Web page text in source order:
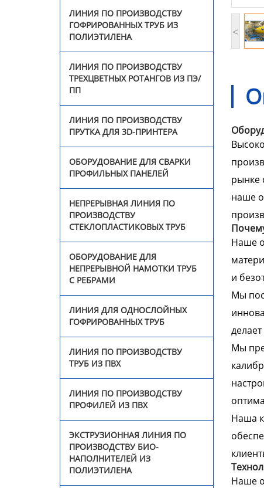
Непрерывная линия по
производству
стеклопластиковых труб
Оборудование для
непрерывной намотки
труб с ребрами
Линия для однослойных
гофрированных труб
Линия по производству
Линия по производству
профилей из ПВХ
производству био-
наполнителей из
полиэтилена
Линия по производству
пластиковых плит
Линия по производству
пустотелых сотовых
Оборудование для
производства
сварочного прутка из
ЛИНИЯ ПО ПРОИЗВОДСТВУ
ГОФРИРОВАННЫХ ТРУБ ИЗ
ПОЛИЭТИЛЕНА
ЛИНИЯ ПО ПРОИЗВОДСТВУ
ТРЕХЦВЕТНЫХ РОТАНГОВ ИЗ ПЭ/
ПП
ЛИНИЯ ПО ПРОИЗВОДСТВУ
ПРУТКА ДЛЯ 3D-ПРИНТЕРА
ОБОРУДОВАНИЕ ДЛЯ СВАРКИ
ПРОФИЛЬНЫХ ПАНЕЛЕЙ
НЕПРЕРЫВНАЯ ЛИНИЯ ПО
ПРОИЗВОДСТВУ
СТЕКЛОПЛАСТИКОВЫХ ТРУБ
ОБОРУДОВАНИЕ ДЛЯ
НЕПРЕРЫВНОЙ НАМОТКИ ТРУБ
С РЕБРАМИ
ЛИНИЯ ДЛЯ ОДНОСЛОЙНЫХ
ГОФРИРОВАННЫХ ТРУБ
ЛИНИЯ ПО ПРОИЗВОДСТВУ
ТРУБ ИЗ ПВХ
ЛИНИЯ ПО ПРОИЗВОДСТВУ
ПРОФИЛЕЙ ИЗ ПВХ
ЭКСТРУЗИОННАЯ ЛИНИЯ ПО
ПРОИЗВОДСТВУ БИО-
НАПОЛНИТЕЛЕЙ ИЗ
ПОЛИЭТИЛЕНА
<
рынке
наше
Наше
и
Мы
Мы
Наша
Наше